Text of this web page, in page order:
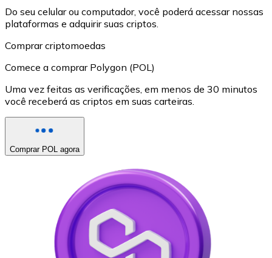
Do seu celular ou computador, você poderá acessar nossas
plataformas e adquirir suas criptos.
Comprar criptomoedas
Comece a comprar Polygon (POL)
Uma vez feitas as verificações, em menos de 30 minutos
você receberá as criptos em suas carteiras.
Comprar POL agora